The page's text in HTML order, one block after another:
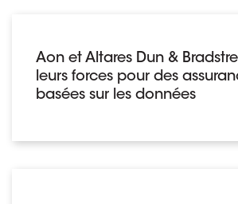
Aon et Altares Dun &
leurs forces pour des
basées sur les données